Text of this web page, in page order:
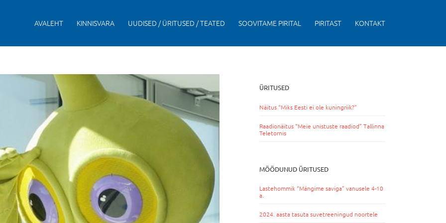
AVALEHT KINNISVARA UUDISED / ÜRITUSED / TEATED SOOVITAME PIRITAL PIRITAST KONTAKT
ÜRITUSED
Näitus “Miks Eesti ei ole kuningriik?”
Raadionäitus “Meie unistuste raadiod” Tallinna
Teletornis
MÖÖDUNUD ÜRITUSED
Lastehommik “Mängime saviga” vanusele 4-10
a.
2024. aasta tasuta suvetreeningud noortele